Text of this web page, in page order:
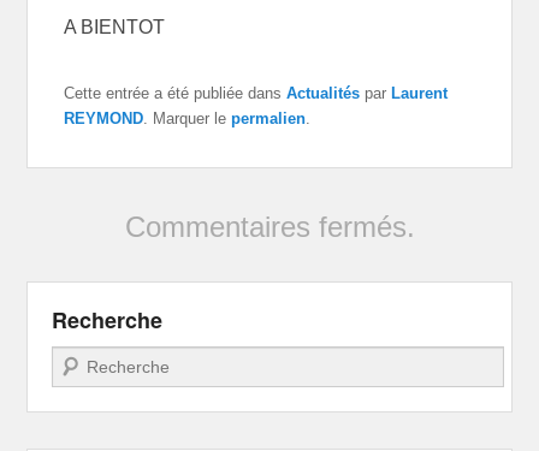
A BIENTOT
Cette entrée a été publiée dansActualités parLaurent
REYMOND . Marquer lepermalien
Commentaires fermés.
Recherche
Recherche